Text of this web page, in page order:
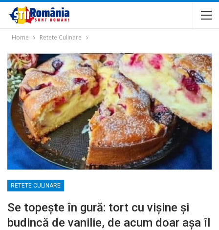
Home Retete Culinare
RETETE CULINARE
Se topește în gură: tort cu vișine și
budincă de vanilie, de acum doar așa îl